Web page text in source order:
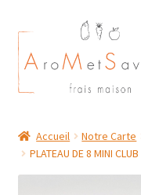
Aller
à
la
navigation
Aller
au
contenu
Plat du Jour/ Menu
Accueil Notre Carte
PLATEAU DE 8 MINI